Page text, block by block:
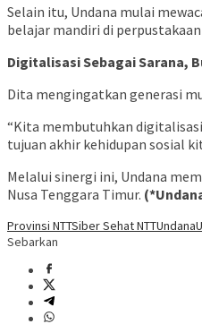
Selain itu, Undana mulai
belajar mandiri di
Digitalisasi Sebagai Sarana,
Dita mengingatkan generasi
“Kita membutuhkan
tujuan akhir kehidupan sosial
Melalui sinergi ini, Undana
Nusa Tenggara Timur.
Provinsi NTTSiber Sehat NTTUndana
Sebarkan